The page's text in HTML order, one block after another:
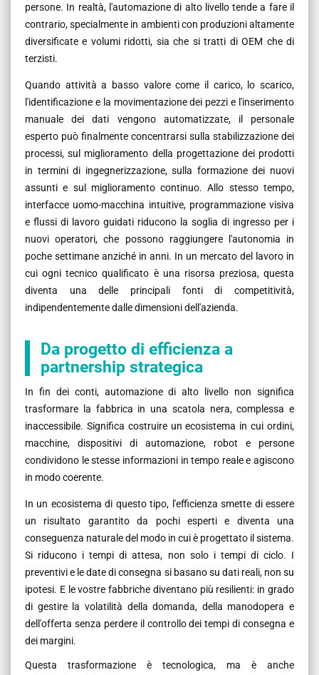
persone. In realtà, l'automazione di alto livello tende a fare il
contrario, specialmente in ambienti con produzioni altamente
diversificate e volumi ridotti, sia che si tratti di OEM che di
terzisti.
Quando attività a basso valore come il carico, lo scarico,
l'identificazione e la movimentazione dei pezzi e l'inserimento
manuale dei dati vengono automatizzate, il personale
esperto può finalmente concentrarsi sulla stabilizzazione dei
processi, sul miglioramento della progettazione dei prodotti
in termini di ingegnerizzazione, sulla formazione dei nuovi
assunti e sul miglioramento continuo. Allo stesso tempo,
interfacce uomo-macchina intuitive, programmazione visiva
e flussi di lavoro guidati riducono la soglia di ingresso per i
nuovi operatori, che possono raggiungere l'autonomia in
poche settimane anziché in anni. In un mercato del lavoro in
cui ogni tecnico qualificato è una risorsa preziosa, questa
diventa una delle principali fonti di competitività,
indipendentemente dalle dimensioni dell'azienda.
Da progetto di efficienza a
partnership strategica
In fin dei conti, automazione di alto livello non significa
trasformare la fabbrica in una scatola nera, complessa e
inaccessibile. Significa costruire un ecosistema in cui ordini,
macchine, dispositivi di automazione, robot e persone
condividono le stesse informazioni in tempo reale e agiscono
in modo coerente.
In un ecosistema di questo tipo, l'efficienza smette di essere
un risultato garantito da pochi esperti e diventa una
conseguenza naturale del modo in cui è progettato il sistema.
Si riducono i tempi di attesa, non solo i tempi di ciclo. I
preventivi e le date di consegna si basano su dati reali, non su
ipotesi. E le vostre fabbriche diventano più resilienti: in grado
di gestire la volatilità della domanda, della manodopera e
dell'offerta senza perdere il controllo dei tempi di consegna e
dei margini.
Questa trasformazione è tecnologica, ma è anche